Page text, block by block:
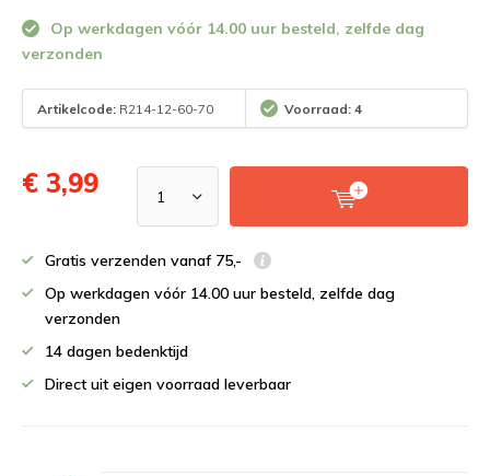
Op werkdagen vóór 14.00 uur besteld, zelfde dag
verzonden
Artikelcode: R214-12-60-70 Voorraad: 4
€ 3,99
Gratis verzenden vanaf 75,-
Op werkdagen vóór 14.00 uur besteld, zelfde dag
verzonden
14 dagen bedenktijd
Direct uit eigen voorraad leverbaar